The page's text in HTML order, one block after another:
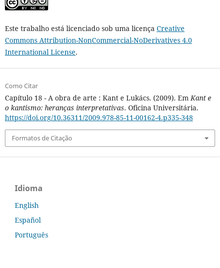
Este trabalho está licenciado sob uma licença Creative
Commons Attribution-NonCommercial-NoDerivatives 4.0
International License.
Como Citar
Capítulo 18 - A obra de arte : Kant e Lukács. (2009). EmKant e
o kantismo: heranças interpretativas. Oficina Universitária.
https://doi.org/10.36311/2009.978-85-11-00162-4.p335-348
Formatos de Citação
Idioma
English
Español
Português